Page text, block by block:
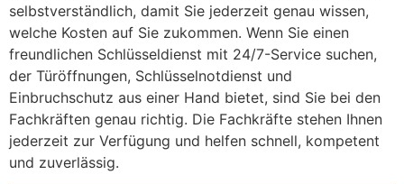
selbstverständlich, damit Sie jederzeit genau wissen,
welche Kosten auf Sie zukommen. Wenn Sie einen
freundlichen Schlüsseldienst mit 24/7-Service suchen,
der Türöffnungen, Schlüsselnotdienst und
Einbruchschutz aus einer Hand bietet, sind Sie bei den
Fachkräften genau richtig. Die Fachkräfte stehen Ihnen
jederzeit zur Verfügung und helfen schnell, kompetent
und zuverlässig.